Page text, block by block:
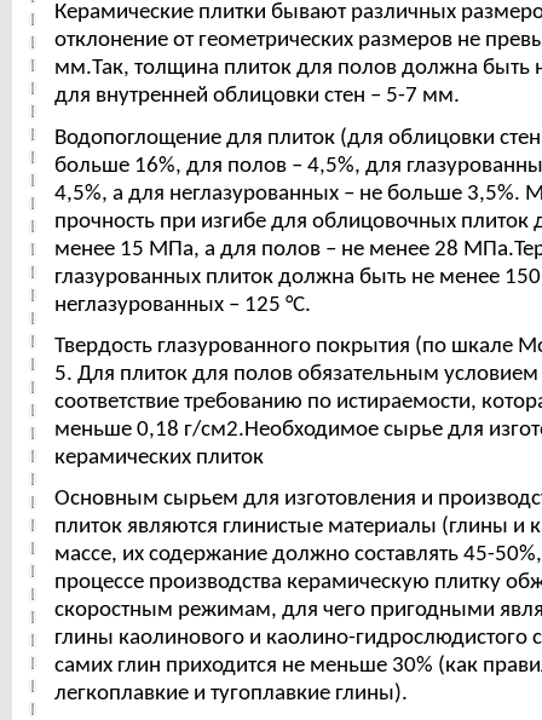
Керамические плитки бывают различных
отклонение от геометрических размеров не
мм.Так, толщина плиток для полов должна
для внутренней облицовки стен – 5-7 мм.
Водопоглощение для плиток (для облицовки
больше 16%, для полов – 4,5%, для
4,5%, а для неглазурованных – не больше 3,5%.
прочность при изгибе для облицовочных плиток
менее 15 МПа, а для полов – не менее 28
глазурованных плиток должна быть не менее 150
неглазурованных – 125 °C.
Твердость глазурованного покрытия (по шкале
5. Для плиток для полов обязательным условием
соответствие требованию по истираемости,
меньше 0,18 г/см2.Необходимое сырье для
керамических плиток
Основным сырьем для изготовления и
плиток являются глинистые материалы (глины и
массе, их содержание должно составлять 45-50%,
процессе производства керамическую плитку
скоростным режимам, для чего пригодными
глины каолинового и каолино-гидрослюдистого
самих глин приходится не меньше 30% (как
легкоплавкие и тугоплавкие глины).